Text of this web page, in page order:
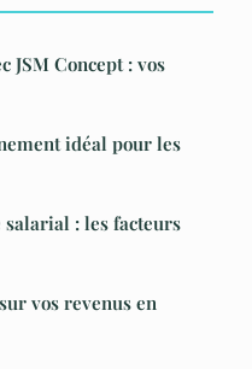
JSM Concept : vos
idéal pour les
: les facteurs
vos revenus en